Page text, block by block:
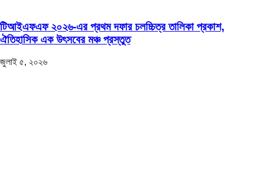
টিআইএফএফ ২০২৬-এর প্রথম দফার চলচ্চিত্র তালিকা প্রকাশ,
ঐতিহাসিক এক উৎসবের মঞ্চ প্রস্তুত
জুলাই ৫, ২০২৬